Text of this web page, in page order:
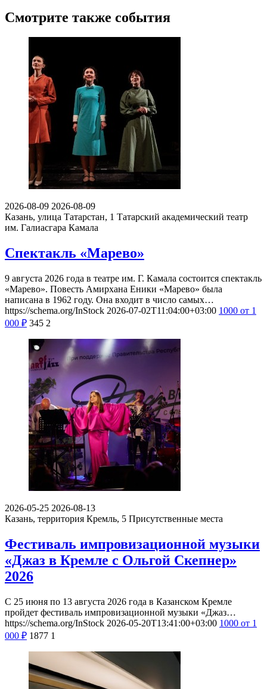
Смотрите также события
2026-08-09 2026-08-09
Казань, улица Татарстан, 1 Татарский академический театр
им. Галиасгара Камала
Спектакль «Марево»
9 августа 2026 года в театре им. Г. Камала состоится спектакль
«Марево». Повесть Амирхана Еники «Марево» была
написана в 1962 году. Она входит в число самых…
https://schema.org/InStock 2026-07-02T11:04:00+03:00 1000 от 1
000 ₽ 345 2
2026-05-25 2026-08-13
Казань, территория Кремль, 5 Присутственные места
Фестиваль импровизационной музыки
«Джаз в Кремле с Ольгой Скепнер»
2026
С 25 июня по 13 августа 2026 года в Казанском Кремле
пройдет фестиваль импровизационной музыки «Джаз…
https://schema.org/InStock 2026-05-20T13:41:00+03:00 1000 от 1
000 ₽ 1877 1